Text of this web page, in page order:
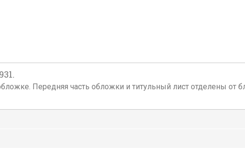
Передняя часть обложки и титульный лист отделены от